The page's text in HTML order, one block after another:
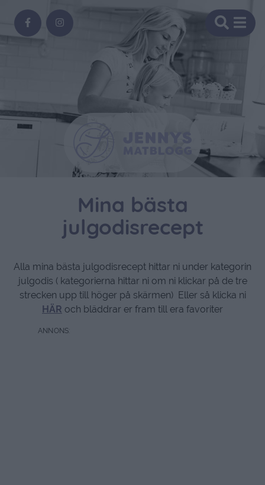
Mina bästa
julgodisrecept
Alla mina bästa julgodisrecept hittar ni under kategorin
julgodis ( kategorierna hittar ni om ni klickar på de tre
strecken upp till höger på skärmen) Eller så klicka ni
HÄR och bläddrar er fram till era favoriter